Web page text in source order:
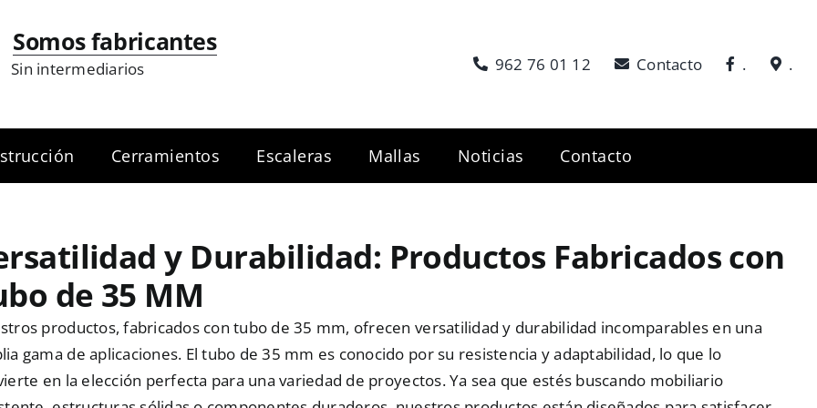
Somos fabricantes
Sin intermediarios 962 76 01 12 Contacto . .
Cerramientos Escaleras Mallas Noticias Contacto
y Durabilidad: Productos Fabricados con
de 35 MM
productos, fabricados con tubo de 35 mm, ofrecen versatilidad y durabilidad incomparables en una
gama de aplicaciones. El tubo de 35 mm es conocido por su resistencia y adaptabilidad, lo que lo
en la elección perfecta para una variedad de proyectos. Ya sea que estés buscando mobiliario